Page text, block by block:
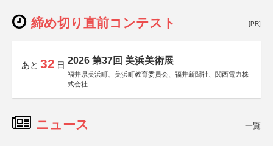
締め切り直前コンテスト [PR]
あと 32 日 2026 第37回 美浜美術展
福井県美浜町、美浜町教育委員会、福井新聞社、関西電力株
式会社
ニュース 一覧